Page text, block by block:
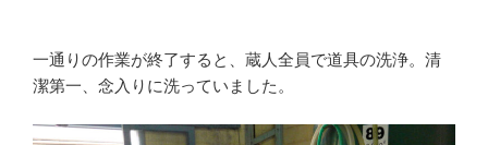
一通りの作業が終了すると、蔵人全員で道具の洗浄。清
潔第一、念入りに洗っていました。